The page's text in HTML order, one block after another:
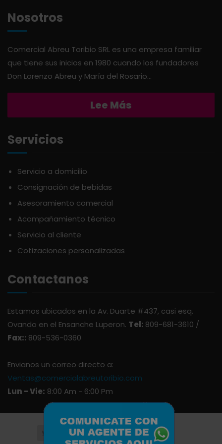
LÁCTEOS
LIMPIEZA DEL HOGAR
MIELES Y MERMELADAS
OTROS
PANADERÍA
SAZONES
SNACKS
AGAVITA
AMERICANA
APERITIVO
APOTHIC
ARIENZO DE MARQUEZ
AVALON
AZUKITA
BACARDI
Nosotros
Comercial Abreu Toribio SRL es una empresa familiar
que tiene sus inicios en 1980 cuando los fundadores
Don Lorenzo Abreu y María del Rosario...
Lee Más
Servicios
Servicio a domicilio
Consignación de bebidas
Asesoramiento comercial
Acompañamiento técnico
Servicio al cliente
Cotizaciones personalizadas
Contactanos
Estamos ubicados en la Av. Duarte #437, casi esq.
Ovando en el Ensanche Luperon. Tel: 809-681-3610 /
Fax:: 809-536-0360
Envianos un correo directo a:
Ventas@comercialabreutoribio.com
Lun - Vie: 8:00 Am - 6:00 Pm